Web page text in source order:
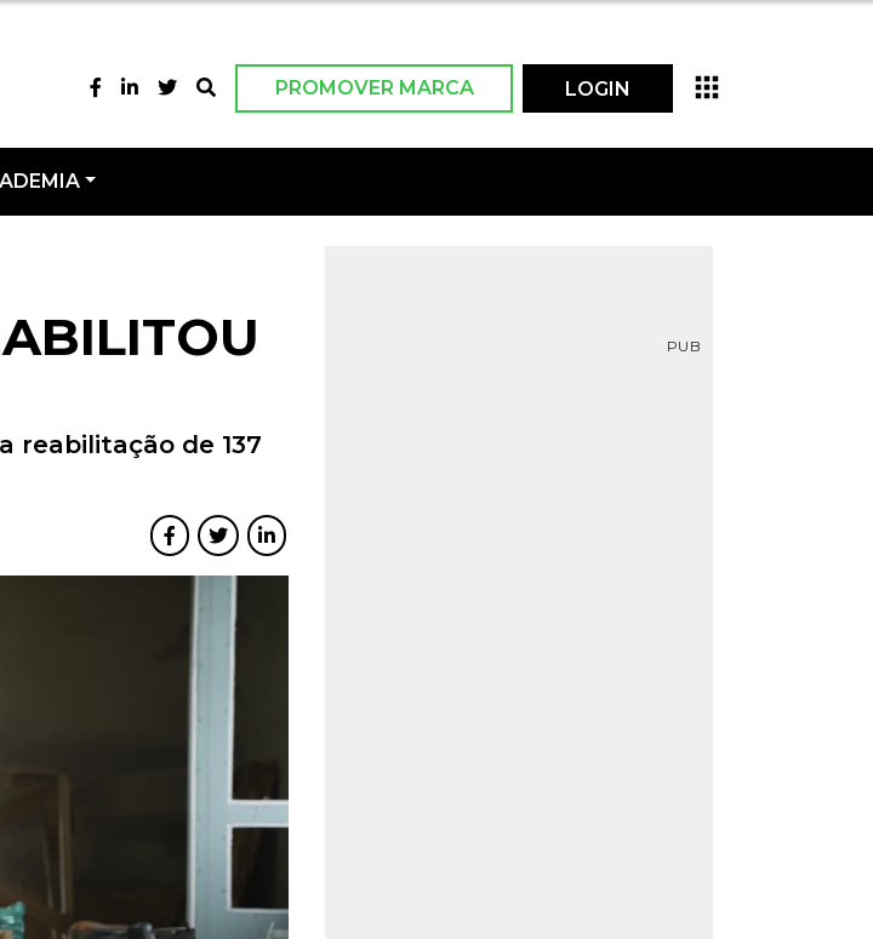
PROMOVER MARCA LOGIN
reabilitação de 137
PUB